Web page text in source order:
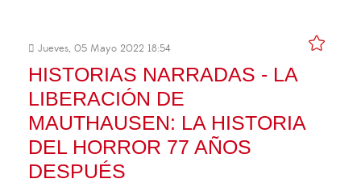
Jueves, 05 Mayo 2022 18:54
HISTORIAS NARRADAS - LA
LIBERACIÓN DE
MAUTHAUSEN: LA HISTORIA
DEL HORROR 77 AÑOS
DESPUÉS